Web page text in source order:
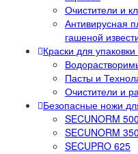
Очистители и
Антивирусная
гашеной
Краски для
Пасты и
Очистители и
Безопасные ножи
SECUNORM 500
SECUNORM 350
SECUPRO 625